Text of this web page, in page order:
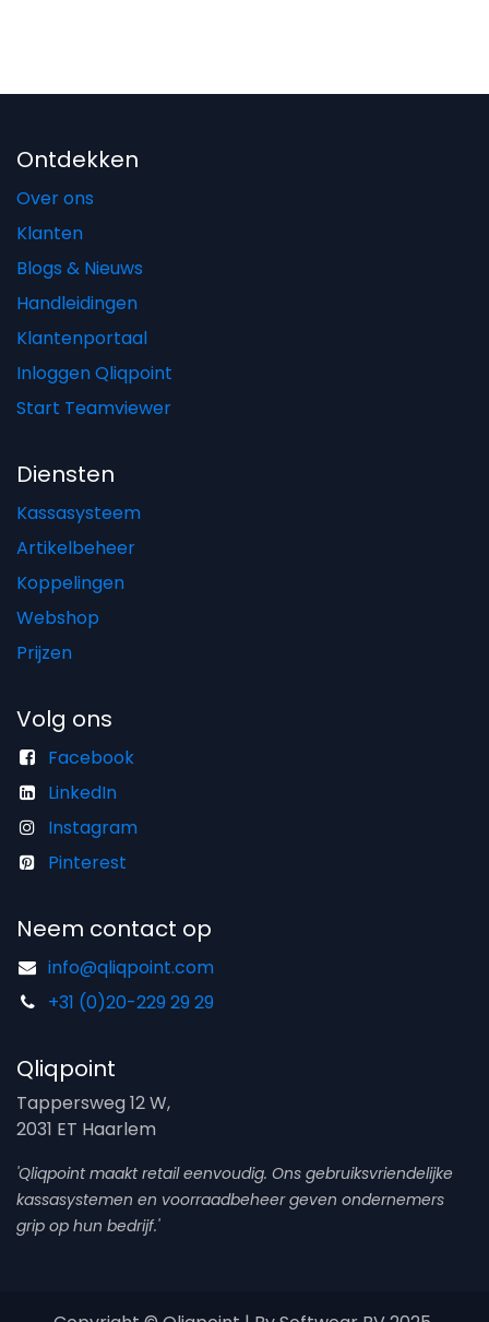
Ontdekken
Over ons
Klanten
Blogs & Nieuws
Handleidingen
Klantenportaal
Inloggen Qliqpoint
Start Teamviewer
Diensten
Kassasysteem
Artikelbeheer
Koppelingen
Webshop
Prijzen
Volg ons
Facebook
LinkedIn
Instagram
Pinterest
Neem contact op
info@qliqpoint.com
+31 (0)20-229 29 29
Qliqpoint
Tappersweg 12 W,
2031 ET Haarlem
'Qliqpoint maakt retail eenvoudig. Ons gebruiksvriendelijke
kassasystemen en voorraadbeheer geven ondernemers
grip op hun bedrijf.'